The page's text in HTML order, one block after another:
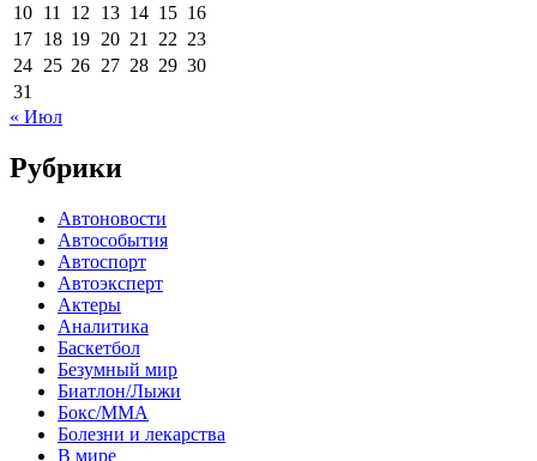
10 11 12 13 14 15 16
17 18 19 20 21 22 23
24 25 26 27 28 29 30
31
« Июл
Рубрики
Автоновости
Автособытия
Автоспорт
Автоэксперт
Актеры
Аналитика
Баскетбол
Безумный мир
Биатлон/Лыжи
Бокс/MMA
Болезни и лекарства
В мире